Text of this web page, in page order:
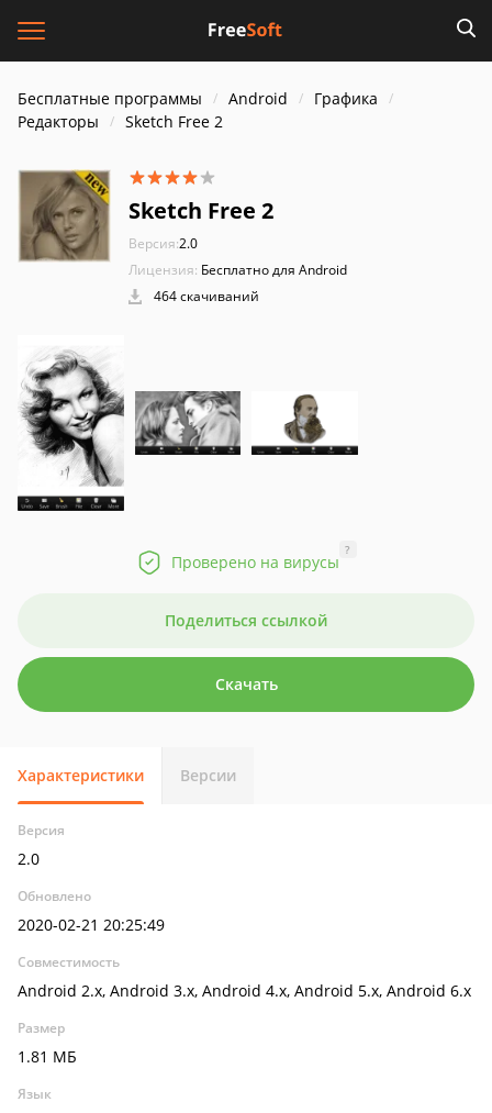
Бесплатные программы Android
Графика
Редакторы
Sketch Free 2
Sketch Free 2
Версия:2.0
Лицензия: Бесплатно для Android
464 скачиваний
Проверено на вирусы
?
Поделиться ссылкой
Скачать
Характеристики Версии
Версия
2.0
Обновлено
2020-02-21 20:25:49
Совместимость
Android 2.x, Android 3.x, Android 4.x, Android 5.x, Android 6.x
Размер
1.81 МБ
Язык